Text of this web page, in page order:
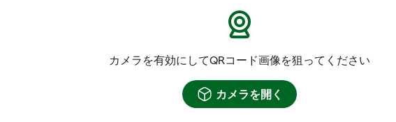
カメラを有効にしてQRコード画像を狙ってください
カメラを開く